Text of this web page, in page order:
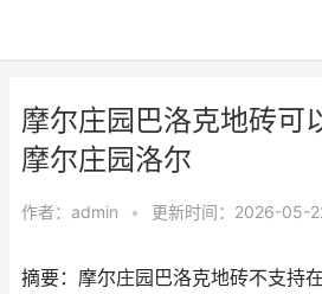
摩尔庄园巴洛克地砖可
摩尔庄园洛尔
作者： admin • 更新时间：2026-05-
摘要：摩尔庄园巴洛克地砖不支持